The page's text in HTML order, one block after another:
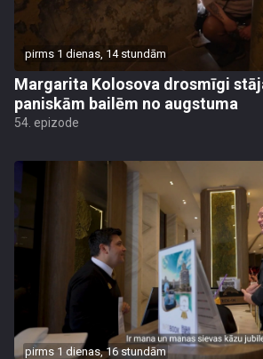
pirms 1 dienas, 14 stundām
Margarita Kolosova drosmīgi
paniskām bailēm no augstuma
54. epizode
pirms 1 dienas, 16 stundām